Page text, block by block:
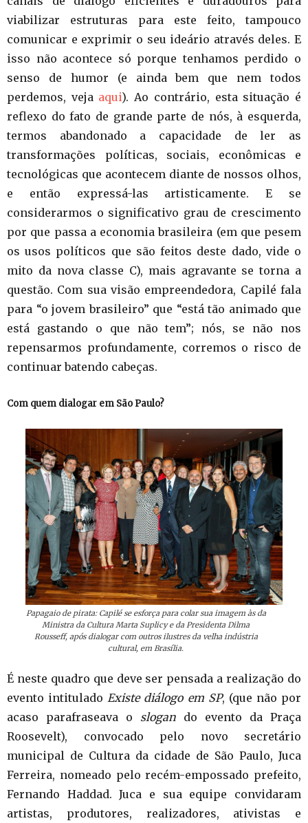
viabilizar estruturas para este feito, tampouco
comunicar e exprimir o seu ideário através deles. E
isso não acontece só porque tenhamos perdido o
senso de humor (e ainda bem que nem todos
perdemos, veja aqui). Ao contrário, esta situação é
reflexo do fato de grande parte de nós, à esquerda,
termos abandonado a capacidade de ler as
transformações políticas, sociais, econômicas e
tecnológicas que acontecem diante de nossos olhos,
e então expressá-las artisticamente. E se
considerarmos o significativo grau de crescimento
por que passa a economia brasileira (em que pesem
os usos políticos que são feitos deste dado, vide o
mito da nova classe C), mais agravante se torna a
questão. Com sua visão empreendedora, Capilé fala
para “o jovem brasileiro” que “está tão animado que
está gastando o que não tem”; nós, se não nos
repensarmos profundamente, corremos o risco de
continuar batendo cabeças.
Com quem dialogar em São Paulo?
Papagaio de pirata: Capilé se esforça para colar sua imagem às da
Ministra da Cultura Marta Suplicy e da Presidenta Dilma
Rousseff, após dialogar com outros ilustres da velha indústria
cultural, em Brasília.
É neste quadro que deve ser pensada a realização do
evento intitulado Existe diálogo em SP, (que não por
acaso parafraseava o slogan do evento da Praça
Roosevelt), convocado pelo novo secretário
municipal de Cultura da cidade de São Paulo, Juca
Ferreira, nomeado pelo recém-empossado prefeito,
Fernando Haddad. Juca e sua equipe convidaram
artistas, produtores, realizadores, ativistas e